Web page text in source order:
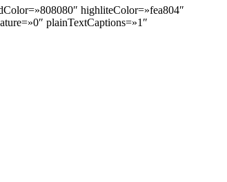
highliteColor=»fea804″
plainTextCaptions=»1″